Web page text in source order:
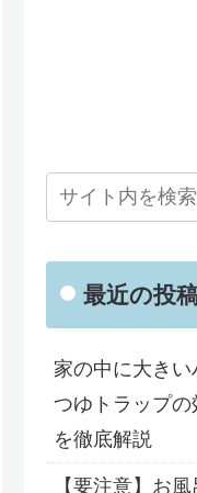
最近の投
家の中に大き
つゆトラップ
を徹底解説
【要注意】お